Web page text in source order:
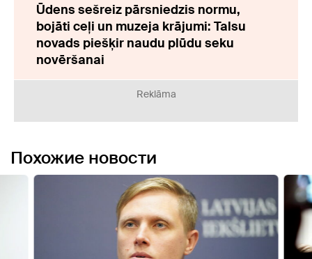
Ūdens sešreiz pārsniedzis normu,
bojāti ceļi un muzeja krājumi: Talsu
novads piešķir naudu plūdu seku
novēršanai
Reklāma
Похожие новости